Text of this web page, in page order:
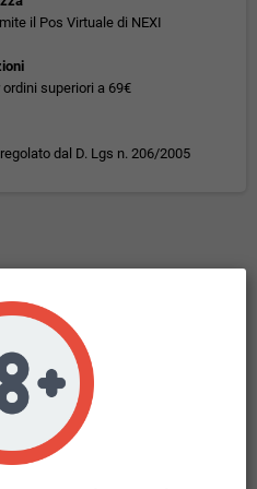
il Pos Virtuale di NEXI
superiori a 69€
dal D. Lgs n. 206/2005
TASSELLO 10 ml
10ml.